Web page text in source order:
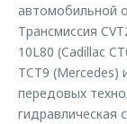
автомобильной
Трансмиссия
10L80 (Cadillac
TCT9
передовых
гидравлическая